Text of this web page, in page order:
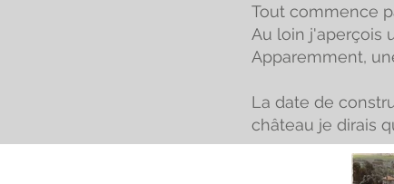
Tout commence
Au loin j'aperçois
Apparemment,
La date de
château je dirais